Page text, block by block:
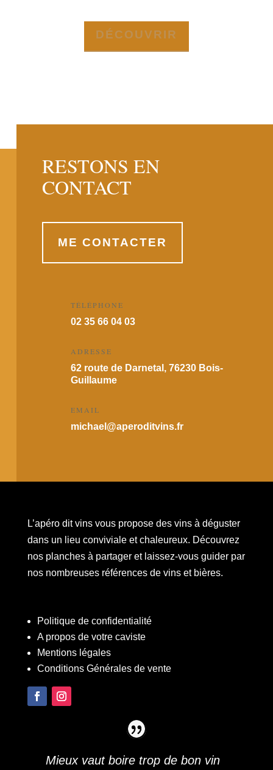
DÉCOUVRIR
RESTONS EN
CONTACT
ME CONTACTER
TÉLÉPHONE
02 35 66 04 03
ADRESSE
62 route de Darnetal, 76230 Bois-
Guillaume
EMAIL
michael@aperoditvins.fr
L’apéro dit vins vous propose des vins à déguster
dans un lieu conviviale et chaleureux. Découvrez
nos planches à partager et laissez-vous guider par
nos nombreuses références de vins et bières.
Politique de confidentialité
A propos de votre caviste
Mentions légales
Conditions Générales de vente
Mieux vaut boire trop de bon vin